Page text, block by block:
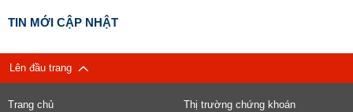
TIN MỚI CẬP NHẬT
Lên đầu trang
Trang chủ Thị trường chứng khoán